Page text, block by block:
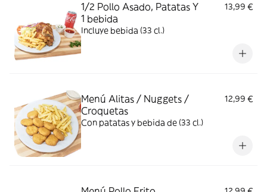
1/2 Pollo Asado, Patatas Y
1 bebida
13,99 €
Incluye bebida (33 cl.)
Menú Alitas / Nuggets /
Croquetas
12,99 €
Con patatas y bebida de (33 cl.)